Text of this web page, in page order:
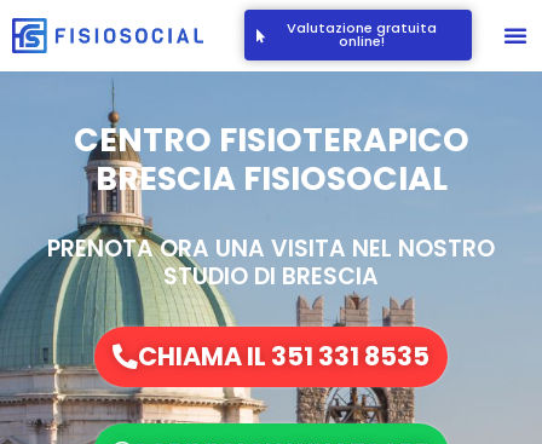
Valutazione gratuita
online!
CENTRO FISIOTERAPICO
BRESCIA FISIOSOCIAL
PRENOTA ORA UNA VISITA NEL NOSTRO
STUDIO DI BRESCIA
CHIAMA IL 351 331 8535